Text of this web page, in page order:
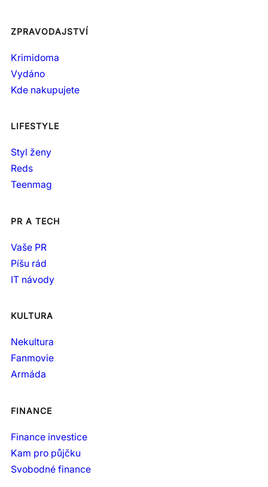
ZPRAVODAJSTVÍ
Krimidoma
Vydáno
Kde nakupujete
LIFESTYLE
Styl ženy
Reds
Teenmag
PR A TECH
Vaše PR
Píšu rád
IT návody
KULTURA
Nekultura
Fanmovie
Armáda
FINANCE
Finance investice
Kam pro půjčku
Svobodné finance